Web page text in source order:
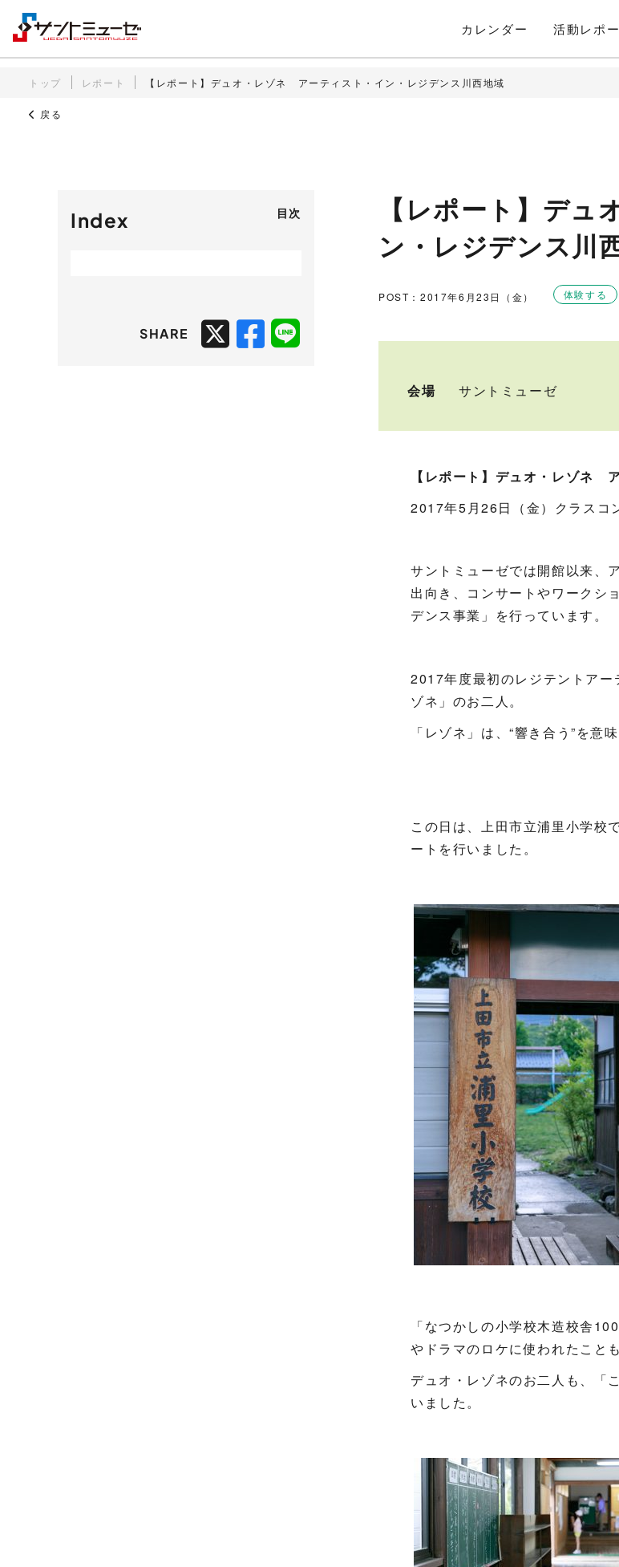
カレンダー 活動レポ
トップ レポート 【レポート】デュオ・レゾネ アーティスト・イン・レジデンス川西地域
戻る
Index 目次
SHARE
【レポート】デ
ン・レジデンス川
POST：2017年6月23日（金） 体験する
会場 サントミューゼ
【レポート】デュオ・レゾネ
2017年5月26日（金）クラスコ
サントミューゼでは開館以来、
出向き、コンサートやワークシ
デンス事業」を行っています。
2017年度最初のレジテントア
ゾネ」のお二人。
「レゾネ」は、“響き合う”を意
この日は、上田市立浦里小学校
ートを行いました。
「なつかしの小学校木造校舎
やドラマのロケに使われたこと
デュオ・レゾネのお二人も、「
いました。